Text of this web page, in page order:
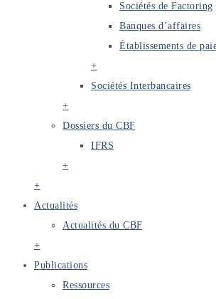
Sociétés de Factoring
Banques d’affaires
Établissements de
+
Sociétés Interbancaires
+
Dossiers du CBF
IFRS
+
+
Actualités
Actualités du CBF
+
Publications
Ressources